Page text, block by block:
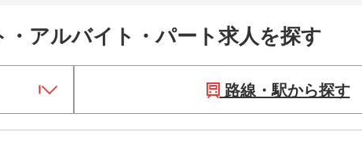
アルバイト・パート求人を探す
路線・駅から探す